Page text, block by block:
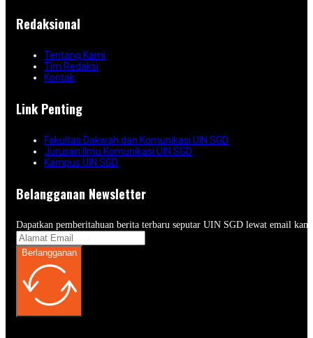
Redaksional
Tentang Kami
Tim Redaksi
Kontak
Link Penting
Fakultas Dakwah dan Komunikasi UIN SGD
Jurusan Ilmu Komunikasi UIN SGD
Kampus UIN SGD
Belangganan Newsletter
Dapatkan pemberitahuan berita terbaru seputar UIN SGD lewat email
Berlangganan